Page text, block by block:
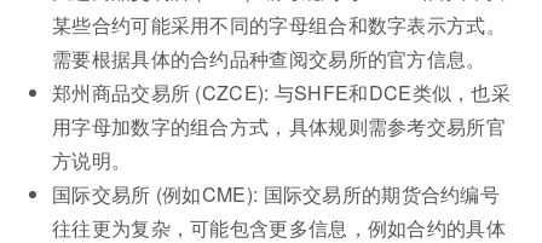
某些合约可能采用不同的字母组合和数字表示方式。
需要根据具体的合约品种查阅交易所的官方信息。
郑州商品交易所 (CZCE): 与SHFE和DCE类似，也采
用字母加数字的组合方式，具体规则需参考交易所官
方说明。
国际交易所 (例如CME): 国际交易所的期货合约编号
往往更为复杂，可能包含更多信息，例如合约的具体